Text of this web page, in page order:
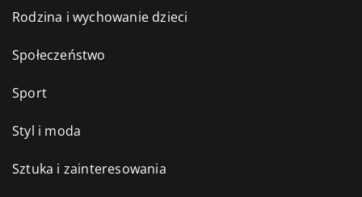
Rodzina i wychowanie dzieci
Społeczeństwo
Sport
Styl i moda
Sztuka i zainteresowania